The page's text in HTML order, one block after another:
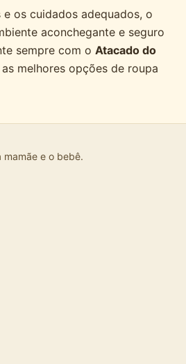
os cuidados adequados, o
aconchegante e seguro
sempre com o Atacado do
melhores opções de roupa
mamãe e o bebê.